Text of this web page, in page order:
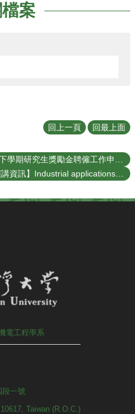
案
回上一頁 回最上面
電工程學系
段一號
Taiwan (R.O.C.)